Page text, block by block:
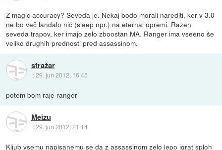
Z magic accuracy? Seveda je. Nekaj bodo morali narediti, ker v 3.0
ne bo več landalo nič (sleep npr.) na eternal opremi. Razen
seveda trapov, ker imajo zelo zboostan MA. Ranger ima vseeno še
veliko drughih prednosti pred assassinom.
stražar
::29. jun 2012, 16:45
potem bom raje ranger
Meizu
::29. jun 2012, 21:14
Kljub vsemu napisanemu se da z assassinom zelo lepo igrat sploh